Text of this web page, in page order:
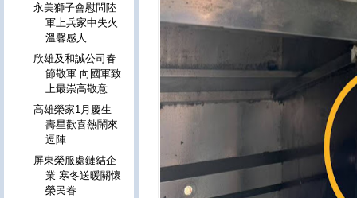
永美獅子會慰問陸
軍上兵家中失火
溫馨感人
欣雄及和誠公司春
節敬軍 向國軍致
上最崇高敬意
高雄榮家1月慶生
壽星歡喜熱鬧來
逗陣
屏東榮服處鏈結企
業 寒冬送暖關懷
榮民眷